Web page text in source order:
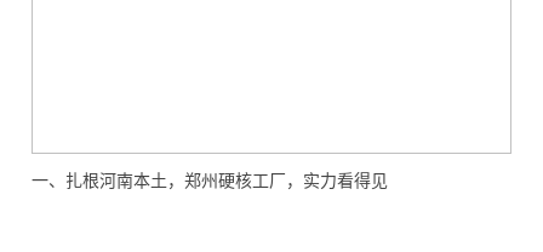
一、扎根河南本土，郑州硬核工厂，实力看得见